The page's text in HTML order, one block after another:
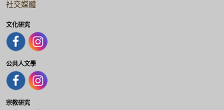
社交媒體
文化研究
公共人文學
宗教研究